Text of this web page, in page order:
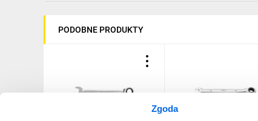
Zgoda
PODOBNE PRODUKTY